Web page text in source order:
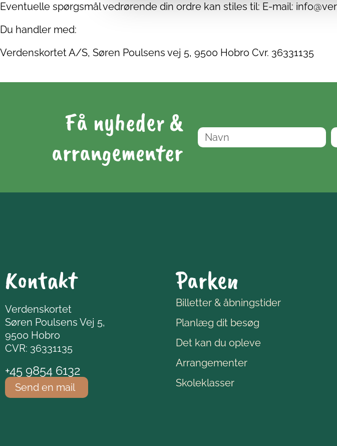
Eventuelle spørgsmål vedrørende din ordre kan stiles til: E-mail:
Du handler med:
Verdenskortet A/S, Søren Poulsens vej 5, 9500 Hobro Cvr. 36331135
Få nyheder &
arrangementer
Kontakt
Verdenskortet
Søren Poulsens Vej 5,
9500 Hobro
CVR: 36331135
+45 9854 6132
Send en mail
Parken
Billetter & åbningstider
Planlæg dit besøg
Det kan du opleve
Arrangementer
Skoleklasser